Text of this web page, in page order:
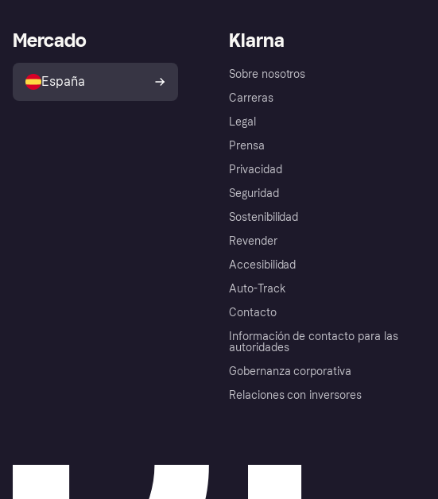
Klarna
Sobre nosotros
Carreras
Legal
Prensa
Privacidad
Seguridad
Sostenibilidad
Revender
Accesibilidad
Auto-Track
Contacto
Información de contacto para las
autoridades
Gobernanza corporativa
Relaciones con inversores
Mercado
España